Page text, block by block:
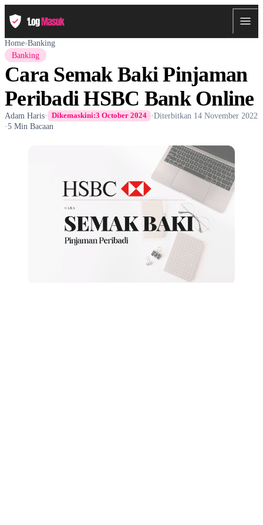
Home›Banking
Banking
Cara Semak Baki Pinjaman
Peribadi HSBC Bank Online
Adam Haris· Dikemaskini:3 October 2024 ·Diterbitkan 14 November 2022
·5 Min Bacaan